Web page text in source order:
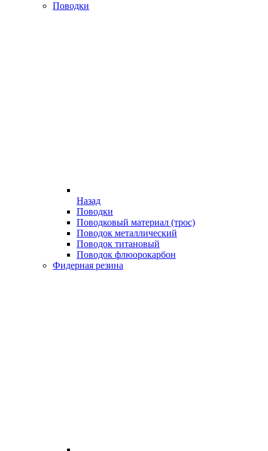
Поводки
Назад
Поводки
Поводковый материал (трос)
Поводок металлический
Поводок титановый
Поводок флюорокарбон
Фидерная резина